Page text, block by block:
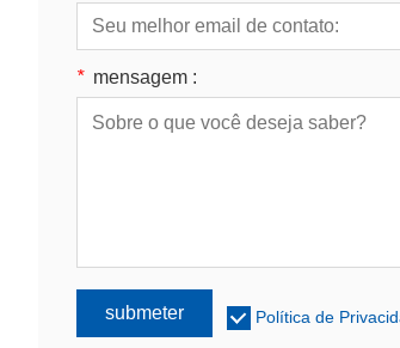
* mensagem :
submeter Política de